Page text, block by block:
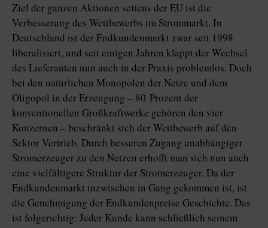
Ziel der ganzen Aktionen seitens der EU ist die
Verbesserung des Wettbewerbs im Strommarkt. In
Deutschland ist der Endkundenmarkt zwar seit 1998
liberalisiert, und seit einigen Jahren klappt der Wechsel
des Lieferanten nun auch in der Praxis problemlos. Doch
bei den natürlichen Monopolen der Netze und dem
Oligopol in der Erzeugung – 80 Prozent der
konventionellen Großkraftwerke gehören den vier
Konzernen – beschränkt sich der Wettbewerb auf den
Sektor Vertrieb. Durch besseren Zugang unabhängiger
Stromerzeuger zu den Netzen erhofft man sich nun auch
eine vielfältigere Struktur der Stromerzeuger. Da der
Endkundenmarkt inzwischen in Gang gekommen ist, ist
die Genehmigung der Endkundenpreise Geschichte. Das
ist folgerichtig: Jeder Kunde kann schließlich seinem